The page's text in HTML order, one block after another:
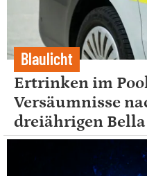
Blaulicht
Ertrinken im
Versäumnisse
dreiährigen